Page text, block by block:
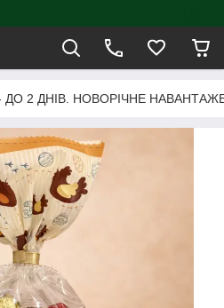
ДО 2 ДНІВ. НОВОРІЧНЕ